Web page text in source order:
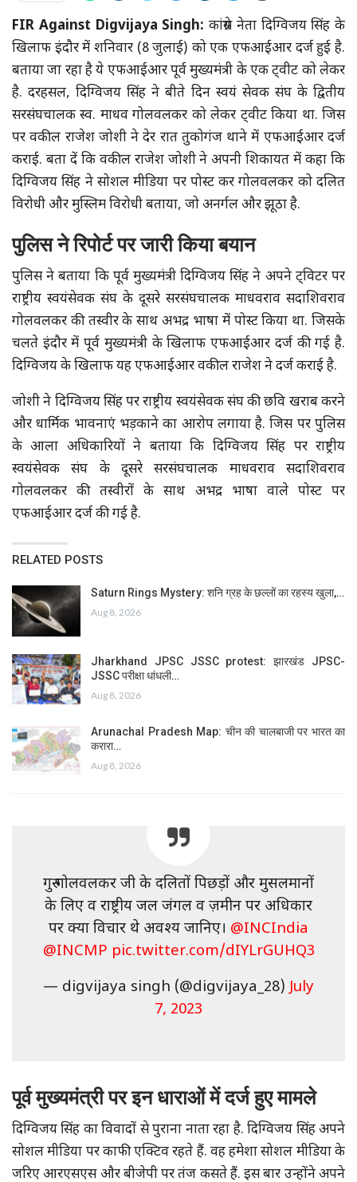
FIR Against Digvijaya Singh: कांग्रेस नेता दिग्विजय सिंह के
खिलाफ इंदौर में शनिवार (8 जुलाई) को एक एफआईआर दर्ज हुई है.
बताया जा रहा है ये एफआईआर पूर्व मुख्यमंत्री के एक ट्वीट को लेकर
है. दरहसल, दिग्विजय सिंह ने बीते दिन स्वयं सेवक संघ के द्वितीय
सरसंघचालक स्व. माधव गोलवलकर को लेकर ट्वीट किया था. जिस
पर वकील राजेश जोशी ने देर रात तुकोगंज थाने में एफआईआर दर्ज
कराई. बता दें कि वकील राजेश जोशी ने अपनी शिकायत में कहा कि
दिग्विजय सिंह ने सोशल मीडिया पर पोस्ट कर गोलवलकर को दलित
विरोधी और मुस्लिम विरोधी बताया, जो अनर्गल और झूठा है.
पुलिस ने रिपोर्ट पर जारी किया बयान
पुलिस ने बताया कि पूर्व मुख्यमंत्री दिग्विजय सिंह ने अपने ट्विटर पर
राष्ट्रीय स्वयंसेवक संघ के दूसरे सरसंघचालक माधवराव सदाशिवराव
गोलवलकर की तस्वीर के साथ अभद्र भाषा में पोस्ट किया था. जिसके
चलते इंदौर में पूर्व मुख्यमंत्री के खिलाफ एफआईआर दर्ज की गई है.
दिग्विजय के खिलाफ यह एफआईआर वकील राजेश ने दर्ज कराई है.
जोशी ने दिग्विजय सिंह पर राष्ट्रीय स्वयंसेवक संघ की छवि खराब करने
और धार्मिक भावनाएं भड़काने का आरोप लगाया है. जिस पर पुलिस
के आला अधिकारियों ने बताया कि दिग्विजय सिंह पर राष्ट्रीय
स्वयंसेवक संघ के दूसरे सरसंघचालक माधवराव सदाशिवराव
गोलवलकर की तस्वीरों के साथ अभद्र भाषा वाले पोस्ट पर
एफआईआर दर्ज की गई है.
RELATED POSTS
Saturn Rings Mystery: शनि ग्रह के छल्लों का रहस्य खुला,…
Aug 8, 2026
Jharkhand JPSC JSSC protest: झारखंड JPSC-
JSSC परीक्षा धांधली…
Aug 8, 2026
Arunachal Pradesh Map: चीन की चालबाजी पर भारत का
करारा…
Aug 8, 2026
गुरु गोलवलकर जी के दलितों पिछड़ों और मुसलमानों
के लिए व राष्ट्रीय जल जंगल व ज़मीन पर अधिकार
पर क्या विचार थे अवश्य जानिए। ⁦ @INCIndia
@INCMP pic.twitter.com/dIYLrGUHQ3
— digvijaya singh (@digvijaya_28)July
7, 2023
पूर्व मुख्यमंत्री पर इन धाराओं में दर्ज हुए मामले
दिग्विजय सिंह का विवादों से पुराना नाता रहा है. दिग्विजय सिंह अपने
सोशल मीडिया पर काफी एक्टिव रहते हैं. वह हमेशा सोशल मीडिया के
जरिए आरएसएस और बीजेपी पर तंज कसते हैं. इस बार उन्होंने अपने